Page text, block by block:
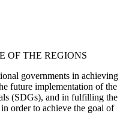
OF THE REGIONS
governments in achieving
future implementation of the
(SDGs), and in fulfilling the
order to achieve the goal of